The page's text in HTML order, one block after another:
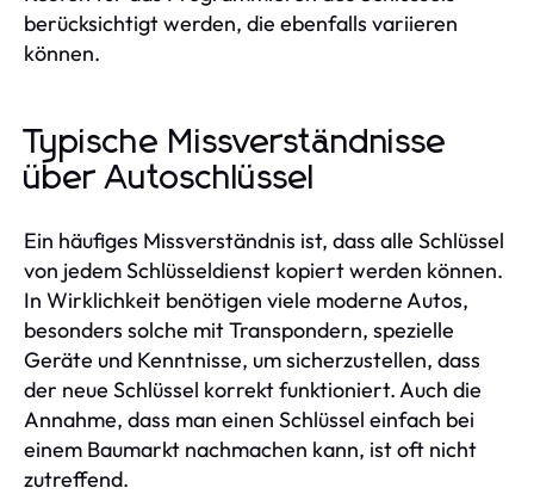
berücksichtigt werden, die ebenfalls variieren
können.
Typische Missverständnisse
über Autoschlüssel
Ein häufiges Missverständnis ist, dass alle Schlüssel
von jedem Schlüsseldienst kopiert werden können.
In Wirklichkeit benötigen viele moderne Autos,
besonders solche mit Transpondern, spezielle
Geräte und Kenntnisse, um sicherzustellen, dass
der neue Schlüssel korrekt funktioniert. Auch die
Annahme, dass man einen Schlüssel einfach bei
einem Baumarkt nachmachen kann, ist oft nicht
zutreffend.